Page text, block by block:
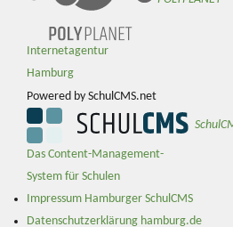
Internetagentur
Hamburg
Powered by SchulCMS.net
Das Content-Management-
System für Schulen
Impressum Hamburger SchulCMS
Datenschutzerklärung hamburg.de